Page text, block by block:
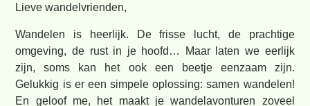
Lieve wandelvrienden,
Wandelen is heerlijk. De frisse lucht, de prachtige
omgeving, de rust in je hoofd… Maar laten we eerlijk
zijn, soms kan het ook een beetje eenzaam zijn.
Gelukkig is er een simpele oplossing: samen wandelen!
En geloof me, het maakt je wandelavonturen zoveel